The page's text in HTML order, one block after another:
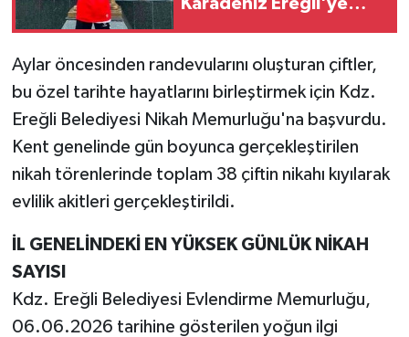
Karadeniz Ereğli'ye
Aylar öncesinden randevularını oluşturan çiftler,
bu özel tarihte hayatlarını birleştirmek için Kdz.
Ereğli Belediyesi Nikah Memurluğu'na başvurdu.
Kent genelinde gün boyunca gerçekleştirilen
nikah törenlerinde toplam 38 çiftin nikahı kıyılarak
evlilik akitleri gerçekleştirildi.
İL GENELİNDEKİ EN YÜKSEK GÜNLÜK NİKAH
SAYISI
Kdz. Ereğli Belediyesi Evlendirme Memurluğu,
06.06.2026 tarihine gösterilen yoğun ilgi